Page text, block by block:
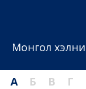
Монгол
А Б В Г